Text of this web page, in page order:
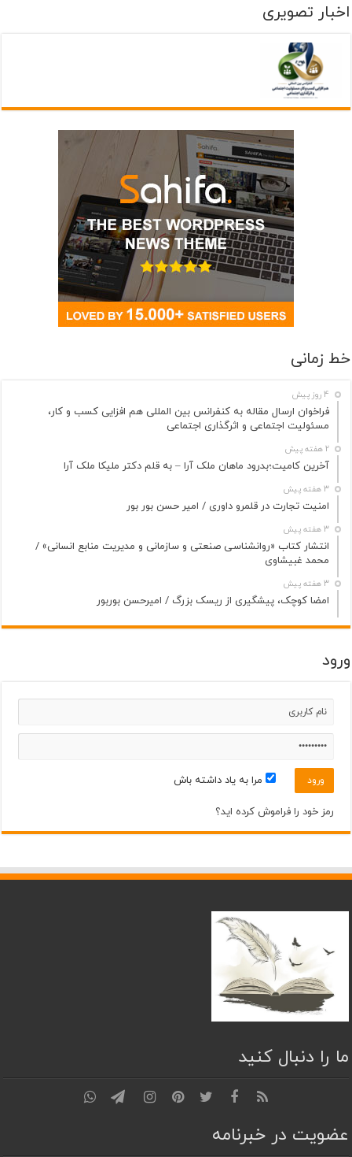
اخبار تصویری
خط زمانی
4 روز پیش
فراخوان ارسال مقاله به کنفرانس بین المللی هم افزایی کسب و کار،
مسئولیت اجتماعی و اثرگذاری اجتماعی
2 هفته پیش
آخرین کامیت؛بدرود ماهان ملک آرا – به قلم دکتر ملیکا ملک آرا
3 هفته پیش
امنیت تجارت در قلمرو داوری / امیر حسن بور بور
3 هفته پیش
انتشار کتاب «روانشناسی صنعتی و سازمانی و مدیریت منابع انسانی» /
محمد غبیشاوی
3 هفته پیش
امضا کوچک، پیشگیری از ریسک بزرگ / امیرحسن بوربور
ورود
مرا به یاد داشته باش
رمز خود را فراموش کرده اید؟
ما را دنبال کنید
عضویت در خبرنامه